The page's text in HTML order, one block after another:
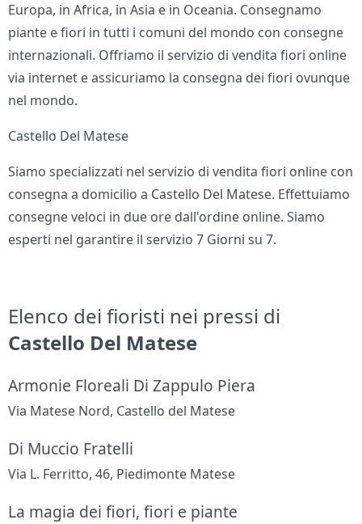
Europa, in Africa, in Asia e in Oceania. Consegnamo
piante e fiori in tutti i comuni del mondo con consegne
internazionali. Offriamo il servizio di vendita fiori online
via internet e assicuriamo la consegna dei fiori ovunque
nel mondo.
Castello Del Matese
Siamo specializzati nel servizio di vendita fiori online con
consegna a domicilio a Castello Del Matese. Effettuiamo
consegne veloci in due ore dall'ordine online. Siamo
esperti nel garantire il servizio 7 Giorni su 7.
Elenco dei fioristi nei pressi di
Castello Del Matese
Armonie Floreali Di Zappulo Piera
Via Matese Nord, Castello del Matese
Di Muccio Fratelli
Via L. Ferritto, 46, Piedimonte Matese
La magia dei fiori, fiori e piante